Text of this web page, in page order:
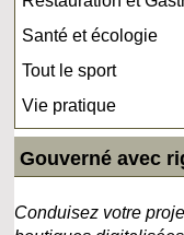
Santé et écologie
Tout le sport
Vie pratique
Gouverné avec
Conduisez votre